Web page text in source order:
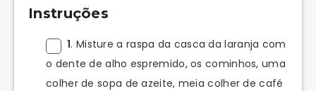
Instruções
1. Misture a raspa da casca da laranja com
o dente de alho espremido, os cominhos, uma
colher de sopa de azeite, meia colher de café